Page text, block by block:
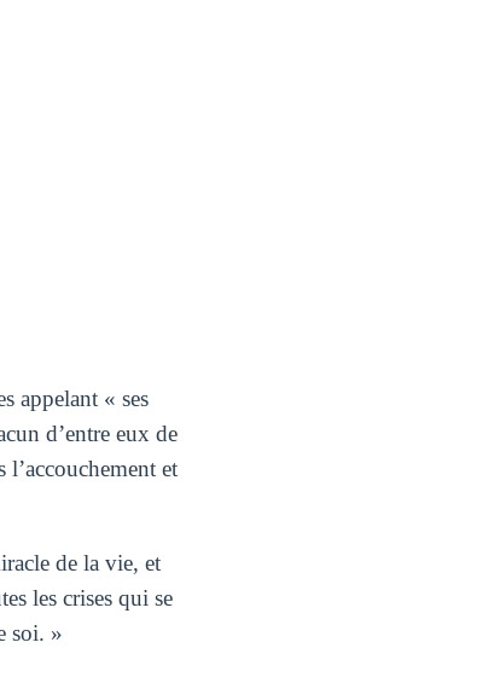
appelant « ses
d’entre eux de
et
de la vie, et
les crises qui se
soi. »